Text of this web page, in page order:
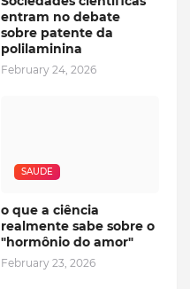
entram no debate
sobre patente da
polilaminina
February 24, 2026
SAUDE
o que a ciência
realmente sabe sobre o
"hormônio do amor"
February 23, 2026